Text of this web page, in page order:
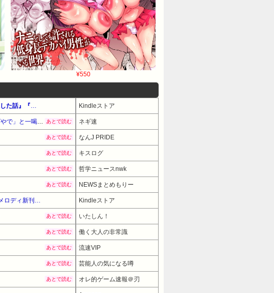
¥550
【最大65%OFF】Amazon公式 Kindle本 サマーセール第2弾（#マンガ・女性）『赤ちゃんに転生した話』『ニンゲンの飼い方』『気になってる人が男じゃなかった』他 Kindleストア
【悲報】ナイナイ岡村、家事に「言ってくれたら済む話やん」→なるみに「バイトやったらクビやで」と一喝され黙り込む あとで読む ネギ速
あとで読む なんJ PRIDE
あとで読む キスログ
あとで読む 哲学ニュースnwk
あとで読む NEWSまとめもりー
【最大20%OFF】白泉社 「土かぶりのエレナ姫」「愛され皇妃のゆううつ」 待望の新刊♪ LaLa&メロディ新刊フェア Kindleストア
あとで読む いたしん！
あとで読む 働く大人の非常識
あとで読む 流速VIP
あとで読む 芸能人の気になる噂
あとで読む オレ的ゲーム速報＠刃